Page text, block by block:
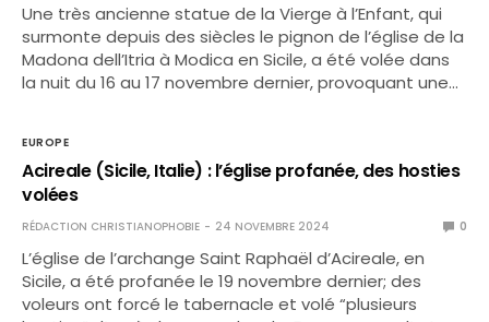
Une très ancienne statue de la Vierge à l’Enfant, qui
surmonte depuis des siècles le pignon de l’église de la
Madona dell’Itria à Modica en Sicile, a été volée dans
la nuit du 16 au 17 novembre dernier, provoquant une…
EUROPE
Acireale (Sicile, Italie) : l’église profanée, des hosties
volées
RÉDACTION CHRISTIANOPHOBIE 24 NOVEMBRE 2024 0
L’église de l’archange Saint Raphaël d’Acireale, en
Sicile, a été profanée le 19 novembre dernier; des
voleurs ont forcé le tabernacle et volé “plusieurs